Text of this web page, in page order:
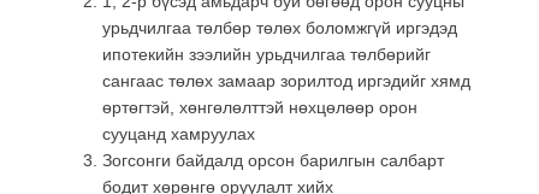
урьдчилгаа төлбөр төлөх боломжгүй иргэдэд
ипотекийн зээлийн урьдчилгаа төлбөрийг
сангаас төлөх замаар зорилтод иргэдийг хямд
өртөгтэй, хөнгөлөлттэй нөхцөлөөр орон
сууцанд хамруулах
Зогсонги байдалд орсон барилгын салбарт
бодит хөрөнгө оруулалт хийх